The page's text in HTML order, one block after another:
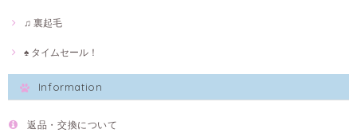
♫ 裏起毛
♠ タイムセール！
Information
返品・交換について